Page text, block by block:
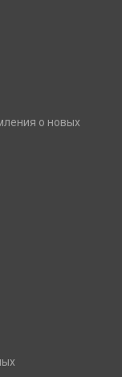
о новых